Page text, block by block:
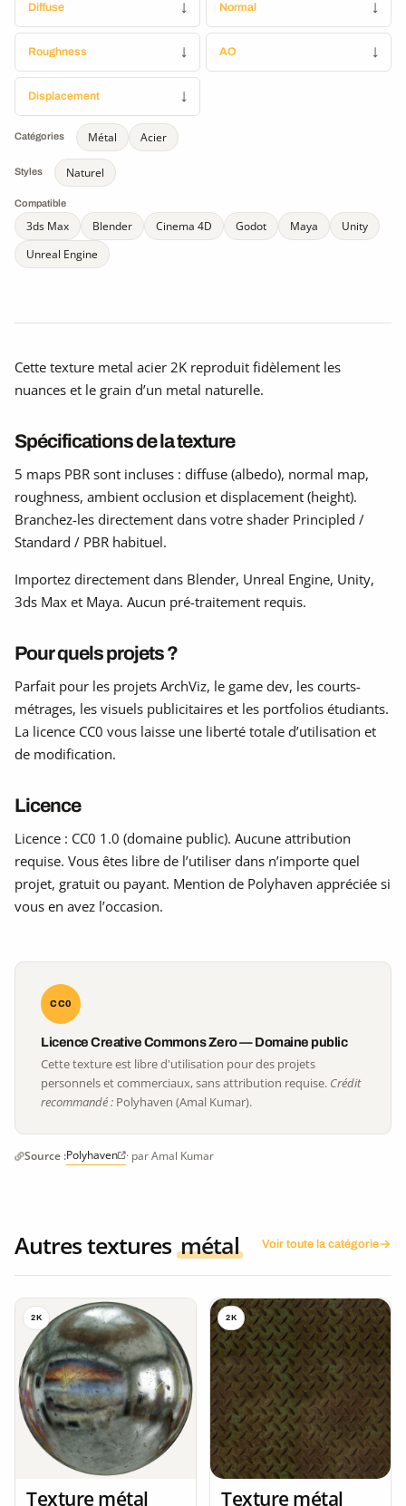
Diffuse ↓ Normal ↓
Roughness ↓ AO ↓
Displacement ↓
Catégories Métal Acier
Styles Naturel
Compatible
3ds Max Blender Cinema 4D Godot Maya
Unity
Unreal Engine
Cette texture metal acier 2K reproduit fidèlement les
nuances et le grain d’un metal naturelle.
Spécifications de la texture
5 maps PBR sont incluses : diffuse (albedo), normal map,
roughness, ambient occlusion et displacement (height).
Branchez-les directement dans votre shader Principled /
Standard / PBR habituel.
Importez directement dans Blender, Unreal Engine, Unity,
3ds Max et Maya. Aucun pré-traitement requis.
Pour quels projets ?
Parfait pour les projets ArchViz, le game dev, les courts-
métrages, les visuels publicitaires et les portfolios étudiants.
La licence CC0 vous laisse une liberté totale d’utilisation et
de modification.
Licence
Licence : CC0 1.0 (domaine public). Aucune attribution
requise. Vous êtes libre de l’utiliser dans n’importe quel
projet, gratuit ou payant. Mention de Polyhaven appréciée si
vous en avez l’occasion.
CC0
Licence Creative Commons Zero — Domaine public
Cette texture est libre d'utilisation pour des projets
personnels et commerciaux, sans attribution requise. Crédit
recommandé : Polyhaven (Amal Kumar).
Source :Polyhaven · par Amal Kumar
Autres textures métal Voir toute la catégorie
2K
Texture métal
2K
Texture métal